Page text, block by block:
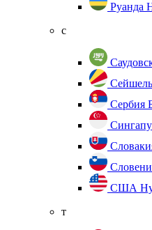
Руанда
с
Сербия
США
т